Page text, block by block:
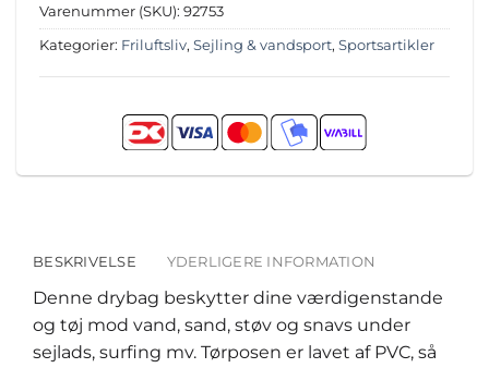
Varenummer (SKU): 92753
Kategorier: Friluftsliv, Sejling & vandsport, Sportsartikler
BESKRIVELSE YDERLIGERE INFORMATION
Denne drybag beskytter dine værdigenstande
og tøj mod vand, sand, støv og snavs under
sejlads, surfing mv. Tørposen er lavet af PVC, så